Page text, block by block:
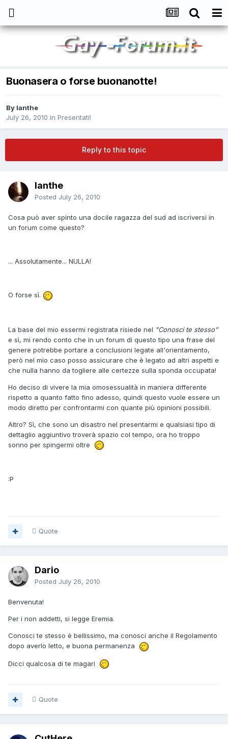
Buonasera o forse buonanotte!
By Ianthe
July 26, 2010 in Presentati!
Reply to this topic
Ianthe
Posted July 26, 2010
Cosa può aver spinto una docile ragazza del sud ad iscriversi in
un forum come questo?
... Assolutamente... NULLA!
O forse sì.
La base del mio essermi registrata risiede nel "Conosci te stesso"
e sì, mi rendo conto che in un forum di questo tipo una frase del
genere potrebbe portare a conclusioni legate all'orientamento,
però nel mio caso posso assicurare che è legato ad altri aspetti e
che nulla hanno da togliere alle certezze sulla sponda occupata!
Ho deciso di vivere la mia omosessualità in maniera differente
rispetto a quanto fatto fino adesso, quindi questo vuole essere un
modo diretto per confrontarmi con quante più opinioni possibili.
Altro? Sì, che sono un disastro nel presentarmi e qualsiasi tipo di
dettaglio aggiuntivo troverà spazio col tempo, ora ho troppo
sonno per spingermi oltre
:P
Quote
Dario
Posted July 26, 2010
Benvenuta!
Per i non addetti, si legge Eremia.
Conosci te stesso è bellissimo, ma conosci anche il Regolamento
dopo averlo letto, e buona permanenza
Dicci qualcosa di te magari
Quote